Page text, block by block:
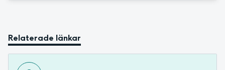
Relaterade länkar